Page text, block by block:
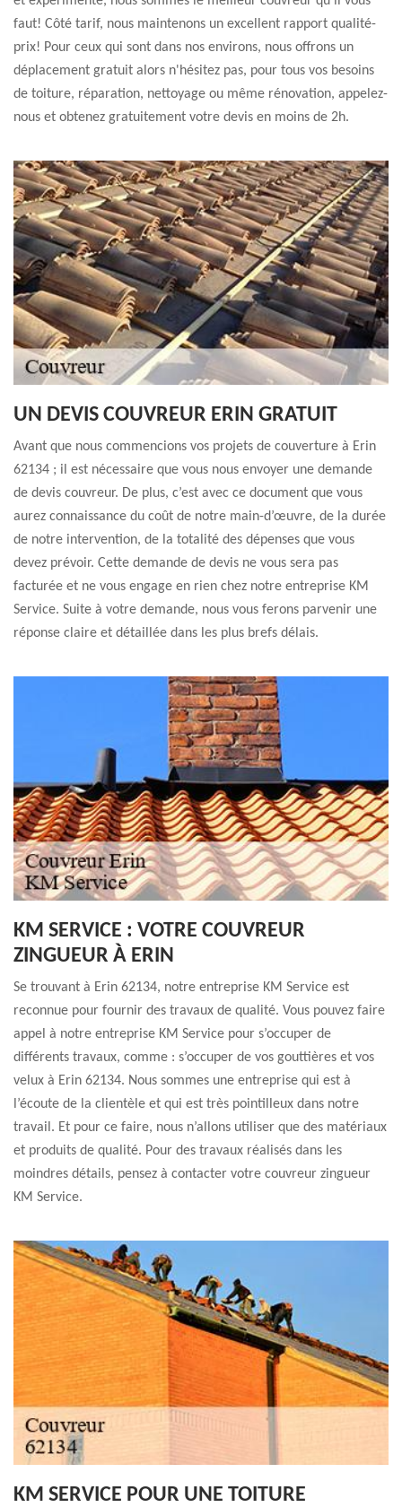
faut! Côté tarif, nous maintenons un excellent rapport qualité-
prix! Pour ceux qui sont dans nos environs, nous offrons un
déplacement gratuit alors n'hésitez pas, pour tous vos besoins
de toiture, réparation, nettoyage ou même rénovation, appelez-
nous et obtenez gratuitement votre devis en moins de 2h.
UN DEVIS COUVREUR ERIN GRATUIT
Avant que nous commencions vos projets de couverture à Erin
62134 ; il est nécessaire que vous nous envoyer une demande
de devis couvreur. De plus, c’est avec ce document que vous
aurez connaissance du coût de notre main-d’œuvre, de la durée
de notre intervention, de la totalité des dépenses que vous
devez prévoir. Cette demande de devis ne vous sera pas
facturée et ne vous engage en rien chez notre entreprise KM
Service. Suite à votre demande, nous vous ferons parvenir une
réponse claire et détaillée dans les plus brefs délais.
KM SERVICE : VOTRE COUVREUR
ZINGUEUR À ERIN
Se trouvant à Erin 62134, notre entreprise KM Service est
reconnue pour fournir des travaux de qualité. Vous pouvez faire
appel à notre entreprise KM Service pour s’occuper de
différents travaux, comme : s’occuper de vos gouttières et vos
velux à Erin 62134. Nous sommes une entreprise qui est à
l’écoute de la clientèle et qui est très pointilleux dans notre
travail. Et pour ce faire, nous n’allons utiliser que des matériaux
et produits de qualité. Pour des travaux réalisés dans les
moindres détails, pensez à contacter votre couvreur zingueur
KM Service.
KM SERVICE POUR UNE TOITURE